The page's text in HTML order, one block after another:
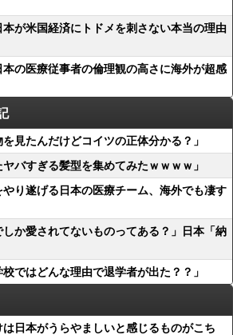
が米国経済にトドメを刺さない本当の理由
の医療従事者の倫理観の高さに海外が超感
見たんだけどコイツの正体分かる？」
バすぎる髪型を集めてみたｗｗｗｗ」
り遂げる日本の医療チーム、海外でも凄す
か愛されてないものってある？」日本「納
ではどんな理由で退学者が出た？？」
日本がうらやましいと感じるものがこち